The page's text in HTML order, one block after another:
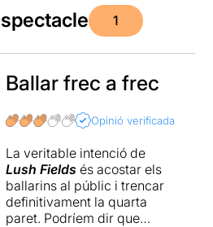
1
Ballar frec a frec
Opinió verificada
La veritable intenció de
Lush Fields és acostar els
ballarins al públic i trencar
definitivament la quarta
paret. Podríem dir que